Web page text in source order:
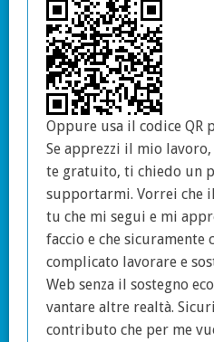
Oppure usa il codice QR
Se apprezzi il mio
te gratuito, ti chiedo un
supportarmi. Vorrei che
tu che mi segui e mi
faccio e che sicuramente
complicato lavorare e
Web senza il sostegno
vantare altre realtà.
contributo che per me